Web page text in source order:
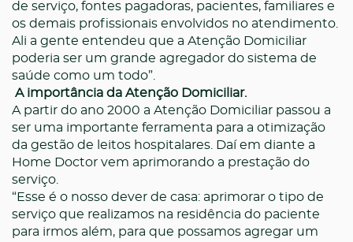
de serviço, fontes pagadoras, pacientes, familiares e
os demais profissionais envolvidos no atendimento.
Ali a gente entendeu que a Atenção Domiciliar
poderia ser um grande agregador do sistema de
saúde como um todo”.
A importância da Atenção Domiciliar.
A partir do ano 2000 a Atenção Domiciliar passou a
ser uma importante ferramenta para a otimização
da gestão de leitos hospitalares. Daí em diante a
Home Doctor vem aprimorando a prestação do
serviço.
“Esse é o nosso dever de casa: aprimorar o tipo de
serviço que realizamos na residência do paciente
para irmos além, para que possamos agregar um